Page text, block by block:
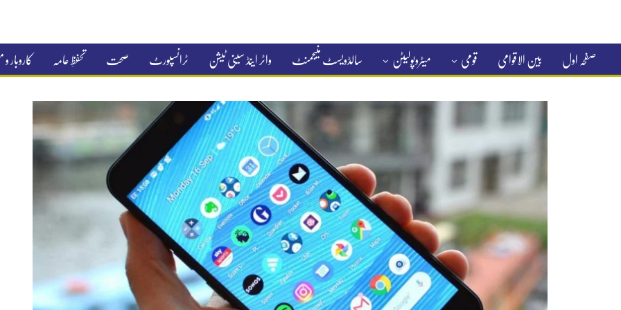
صفحہ اول بین الاقوامی قومی میٹروپولیٹن سالڈویسٹ منیجمنٹ واٹر اینڈ سینی ٹیشن ٹرانسپورٹ صحت تحفظِ عامہ کاروبار